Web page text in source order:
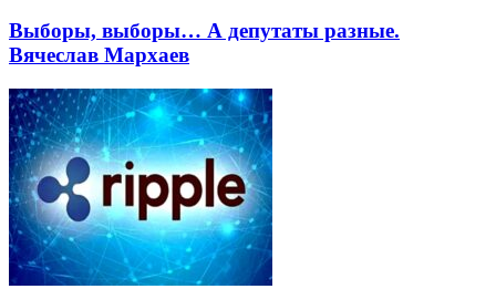
Выборы, выборы… А депутаты разные.
Вячеслав Мархаев